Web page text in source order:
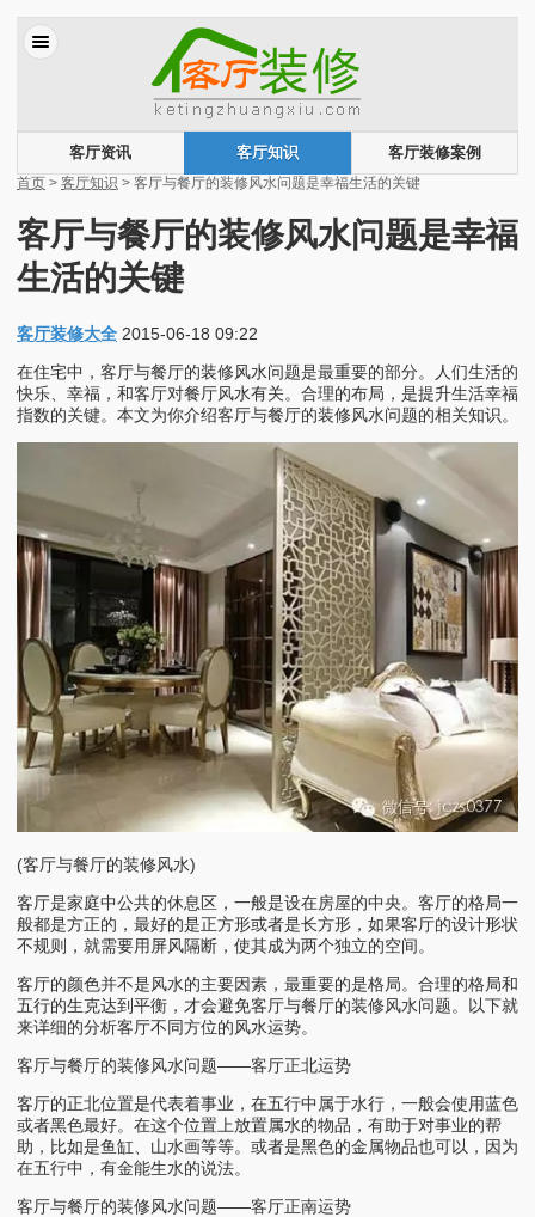
客厅资讯 客厅知识
客厅装修案例
首页 > 客厅知识 > 客厅与餐厅的装修风水问题是幸福生活的关键
客厅与餐厅的装修风水问题是幸福
生活的关键
客厅装修大全 2015-06-18 09:22
在住宅中，客厅与餐厅的装修风水问题是最重要的部分。人们生活的
快乐、幸福，和客厅对餐厅风水有关。合理的布局，是提升生活幸福
指数的关键。本文为你介绍客厅与餐厅的装修风水问题的相关知识。
(客厅与餐厅的装修风水)
客厅是家庭中公共的休息区，一般是设在房屋的中央。客厅的格局一
般都是方正的，最好的是正方形或者是长方形，如果客厅的设计形状
不规则，就需要用屏风隔断，使其成为两个独立的空间。
客厅的颜色并不是风水的主要因素，最重要的是格局。合理的格局和
五行的生克达到平衡，才会避免客厅与餐厅的装修风水问题。以下就
来详细的分析客厅不同方位的风水运势。
客厅与餐厅的装修风水问题——客厅正北运势
客厅的正北位置是代表着事业，在五行中属于水行，一般会使用蓝色
或者黑色最好。在这个位置上放置属水的物品，有助于对事业的帮
助，比如是鱼缸、山水画等等。或者是黑色的金属物品也可以，因为
在五行中，有金能生水的说法。
客厅与餐厅的装修风水问题——客厅正南运势